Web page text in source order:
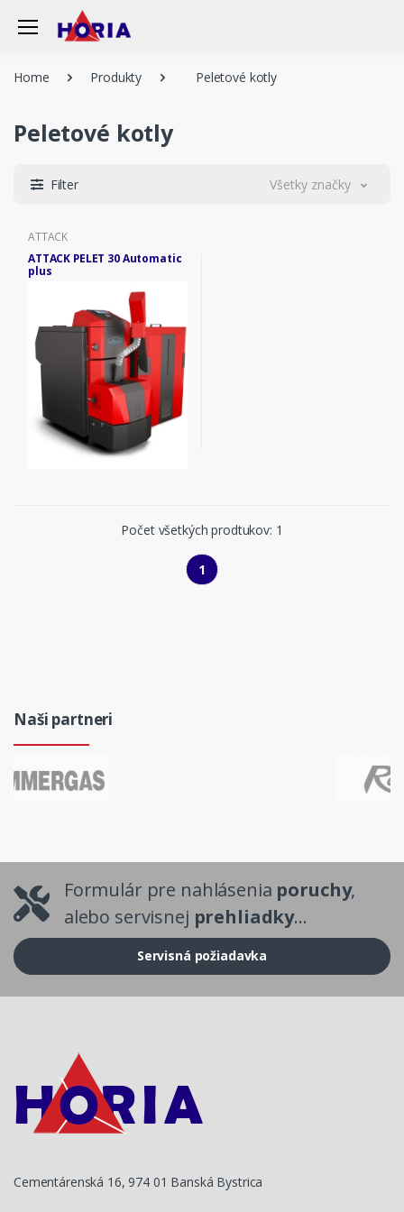
Home Produkty Peletové kotly
Peletové kotly
Filter Všetky značky
ATTACK
ATTACK PELET 30 Automatic
plus
Počet všetkých prodtukov: 1
1
Naši partneri
Formulár pre nahlásenia poruchy,
alebo servisnej prehliadky...
Servisná požiadavka
Cementárenská 16, 974 01 Banská Bystrica